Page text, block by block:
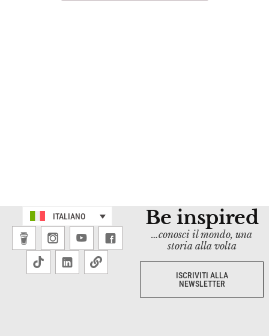
ITALIANO Be inspired
…conosci il mondo, una
storia alla volta
ISCRIVITI ALLA
NEWSLETTER